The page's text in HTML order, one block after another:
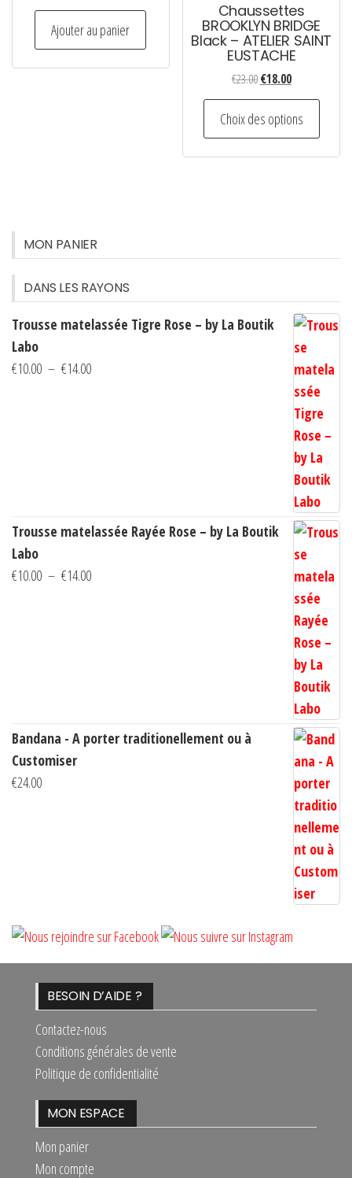
Ajouter au panier
Chaussettes
BROOKLYN BRIDGE
Black – ATELIER SAINT
EUSTACHE
€23.00 Le
prix
initial
était :
€23.00.
€18.00Le
prix
actuel
est :
€18.00.
Choix des options
Ce
sur
page
du
produit
MON PANIER
DANS LES RAYONS
Trousse matelassée Tigre Rose – by La Boutik
Labo
€10.00 – €14.00Plage
Trousse matelassée Rayée Rose – by La Boutik
Labo
€10.00 – €14.00Plage
Bandana - A porter traditionellement ou à
Customiser
€24.00
BESOIN D’AIDE ?
Contactez-nous
Conditions générales de vente
Politique de confidentialité
MON ESPACE
Mon panier
Mon compte